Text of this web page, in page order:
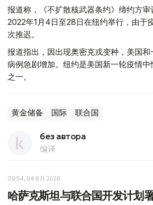
报道称，《不扩散核武器条约》缔约方
2022年1月4日至28日在纽约举行，由于
次推迟。
报道指出，因出现奥密克戎变种，美国
病例急剧增加。纽约是美国新一轮疫情
之一。
黄金储备 国际 联合国
без автора
编译
09:54, 04 8月 2026
哈萨克斯坦与联合国开发计划